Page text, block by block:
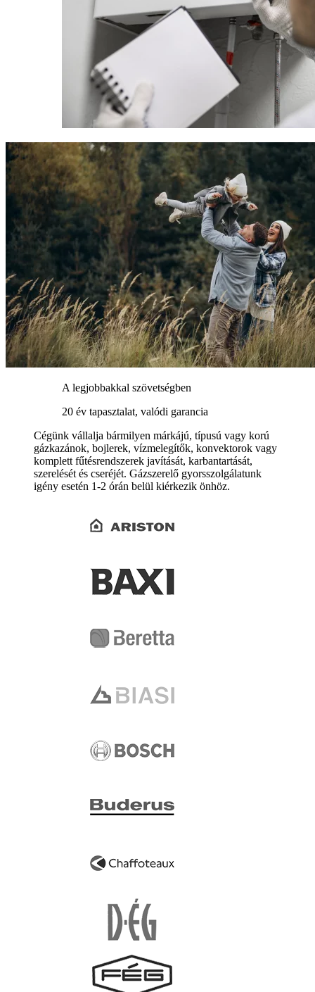
A legjobbakkal szövetségben
20 év tapasztalat, valódi garancia
Cégünk vállalja bármilyen márkájú, típusú vagy korú
gázkazánok, bojlerek, vízmelegítők, konvektorok vagy
komplett fűtésrendszerek javítását, karbantartását,
szerelését és cseréjét. Gázszerelő gyorsszolgálatunk
igény esetén 1-2 órán belül kiérkezik önhöz.